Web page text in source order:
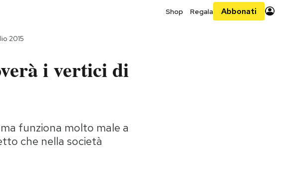
Shop Regala Abbonati
2015
i vertici di
funziona molto male a
che nella società